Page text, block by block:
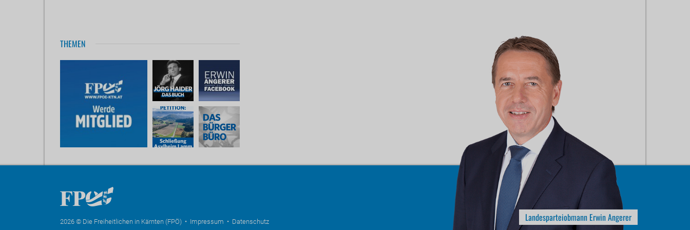
THEMEN
2026 © Die Freiheitlichen in Kärnten (FPÖ) • Impressum • Datenschutz Landesparteiobmann Erwin Angerer